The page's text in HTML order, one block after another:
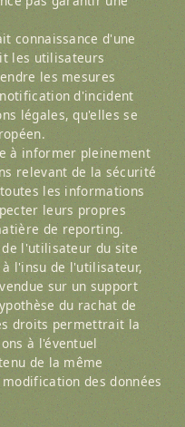
connaissance d'une
les utilisateurs
les mesures
d'incident
légales, qu'elles se
à informer pleinement
relevant de la sécurité
les informations
leurs propres
de reporting.
l'utilisateur du site
l'insu de l'utilisateur,
sur un support
du rachat de
droits permettrait la
à l'éventuel
de la même
des données